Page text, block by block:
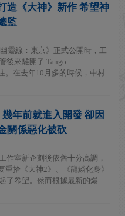
造《大神》新作 希望神
監
靈線：東京》正式公開時，工
後來離開了 Tango
。在去年10月多的時候，中村
年前就進入開發 卻因
關係惡化被砍
作室新企劃後依舊十分高調，
重拾《大神2》、《龍鱗化身》
了希望。然而根據最新的爆